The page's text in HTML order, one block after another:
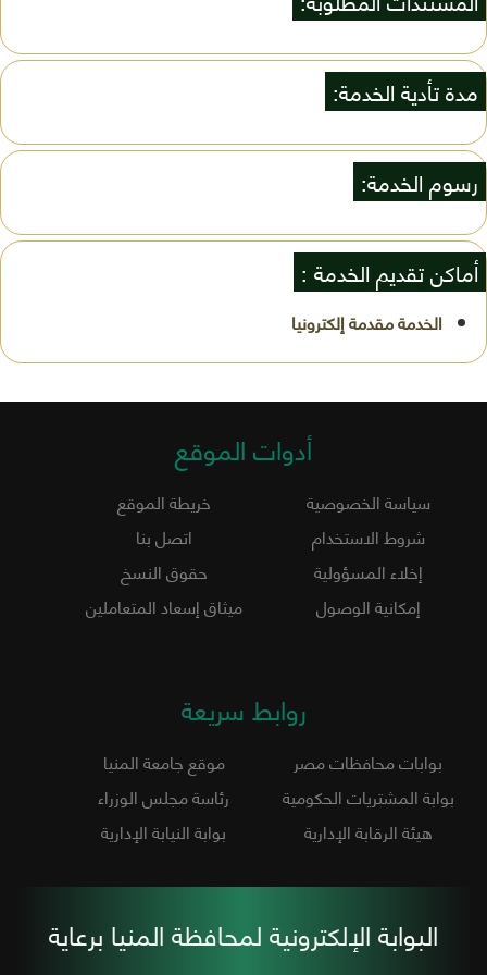
مدة تأدية الخدمة:
رسوم الخدمة:
أماكن تقديم الخدمة :
أدوات الموقع
سياسة الخصوصية
خريطة الموقع
شروط الاستخدام
اتصل بنا
إخلاء المسؤولية
حقوق النسخ
إمكانية الوصول
ميثاق إسعاد المتعاملين
روابط سريعة
بوابات محافظات مصر
موقع جامعة المنيا
بوابة المشتريات الحكومية
رئاسة مجلس الوزراء
هيئة الرقابة الإدارية
بوابة النيابة الإدارية
البوابة الإلكترونية لمحافظة المنيا برعاية